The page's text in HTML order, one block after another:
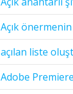
Açık
açılan liste
Adobe